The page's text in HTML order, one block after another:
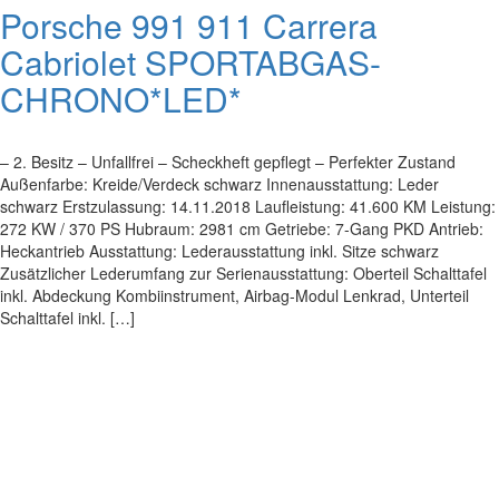
Porsche 991 911 Carrera
Cabriolet SPORTABGAS-
CHRONO*LED*
– 2. Besitz – Unfallfrei – Scheckheft gepflegt – Perfekter Zustand
Außenfarbe: Kreide/Verdeck schwarz Innenausstattung: Leder
schwarz Erstzulassung: 14.11.2018 Laufleistung: 41.600 KM Leistung:
272 KW / 370 PS Hubraum: 2981 cm Getriebe: 7-Gang PKD Antrieb:
Heckantrieb Ausstattung: Lederausstattung inkl. Sitze schwarz
Zusätzlicher Lederumfang zur Serienausstattung: Oberteil Schalttafel
inkl. Abdeckung Kombiinstrument, Airbag-Modul Lenkrad, Unterteil
Schalttafel inkl. […]